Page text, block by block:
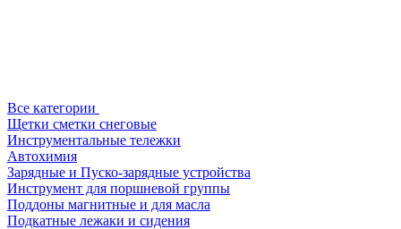
Все категории
Щетки сметки снеговые
Инструментальные тележки
Автохимия
Зарядные и Пуско-зарядные устройства
Инструмент для поршневой группы
Поддоны магнитные и для масла
Подкатные лежаки и сидения